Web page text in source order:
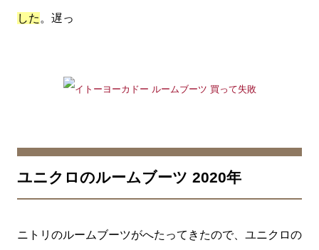
した 。遅っ
ユニクロのルームブーツ 2020年
ニトリのルームブーツがへたってきたので、ユニクロの